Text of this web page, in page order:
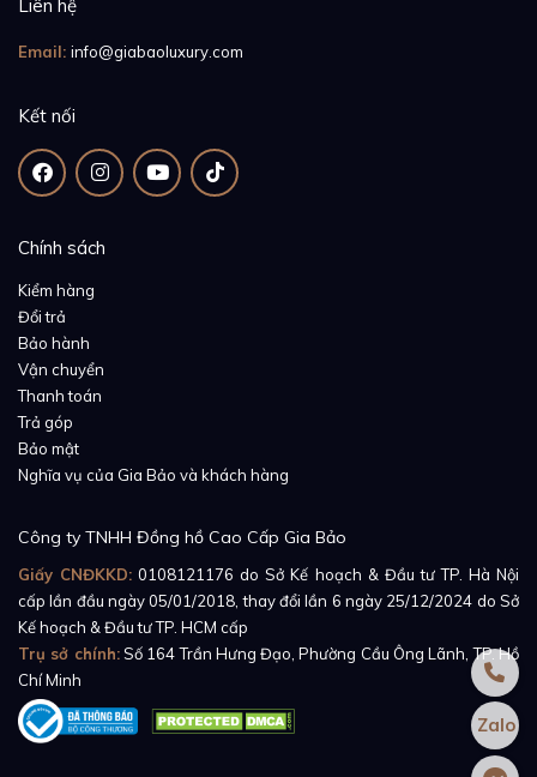
Hoàn thiện diện mạo bên ngoài của
G0A36129chính là phần dây đeo màu đen được làm
từ da cá sấu cao cấp. Mẫu dây đeo này, theo đánh giá
tay, nhẹ nhàng, không quá cứng cáp như dây kim loại,
cũng không quá mềm như dây cao su. Đặc biệt hơn,
màu đen của phiên bản dây đeo cũng chính là yếu tố
tạo nên sự tương phản kết cấu của sản phẩm – một
vẻ đẹp mê hoặc trên cả hoàn mỹ.
Liên hệ
Email: info@giabaoluxury.com
Kết nối
Chính sách
Kiểm hàng
Đổi trả
Bảo hành
Vận chuyển
Thanh toán
Trả góp
Bảo mật
Nghĩa vụ của Gia Bảo và khách hàng
Công ty TNHH Đồng hồ Cao Cấp Gia Bảo
Giấy CNĐKKD: 0108121176 do Sở Kế hoạch & Đầu tư TP. Hà Nội
cấp lần đầu ngày 05/01/2018, thay đổi lần 6 ngày 25/12/2024 do Sở
Kế hoạch & Đầu tư TP. HCM cấp
Trụ sở chính:Số 164 Trần Hưng Đạo, Phường Cầu Ông Lãnh, TP. Hồ
Chí Minh
Zalo